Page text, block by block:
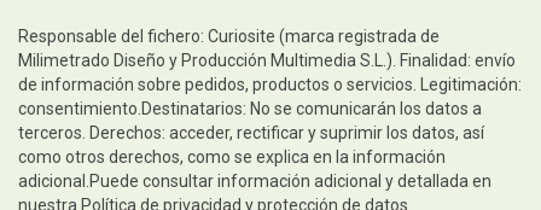
Responsable del fichero: Curiosite (marca registrada de
Milimetrado Diseño y Producción Multimedia S.L.). Finalidad: envío
de información sobre pedidos, productos o servicios. Legitimación:
consentimiento.Destinatarios: No se comunicarán los datos a
terceros. Derechos: acceder, rectificar y suprimir los datos, así
como otros derechos, como se explica en la información
adicional.Puede consultar información adicional y detallada en
nuestra Política de privacidad y protección de datos